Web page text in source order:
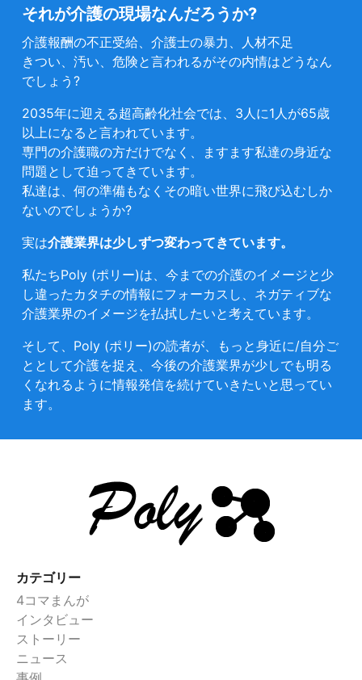
それが介護の現場なんだろうか?
介護報酬の不正受給、介護士の暴力、人材不足
きつい、汚い、危険と言われるがその内情はどうなん
でしょう?
2035年に迎える超高齢化社会では、3人に1人が65歳
以上になると言われています。
専門の介護職の方だけでなく、ますます私達の身近な
問題として迫ってきています。
私達は、何の準備もなくその暗い世界に飛び込むしか
ないのでしょうか?
実は介護業界は少しずつ変わってきています。
私たちPoly (ポリー)は、今までの介護のイメージと少
し違ったカタチの情報にフォーカスし、ネガティブな
介護業界のイメージを払拭したいと考えています。
そして、Poly (ポリー)の読者が、もっと身近に/自分ご
ととして介護を捉え、今後の介護業界が少しでも明る
くなれるように情報発信を続けていきたいと思ってい
ます。
カテゴリー
4コマまんが
インタビュー
ストーリー
ニュース